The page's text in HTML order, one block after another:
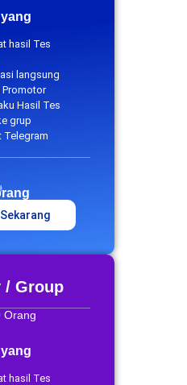
hasil Tes
langsung
Promotor
Hasil Tes
grup
Telegram
/ Group
Orang
hasil Tes